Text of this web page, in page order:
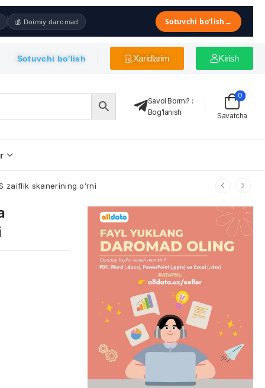
💰 Doimiy daromad Sotuvchi bo'lish →
Sotuvchi bo'lish Xaridlarim Kirish
Savol Bormi? :
Bog'lanish
Savatcha
0
zaiflik skanerining o’rni